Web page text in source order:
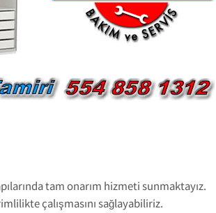
tam onarım hizmeti sunmaktayız.
çalışmasını sağlayabiliriz.